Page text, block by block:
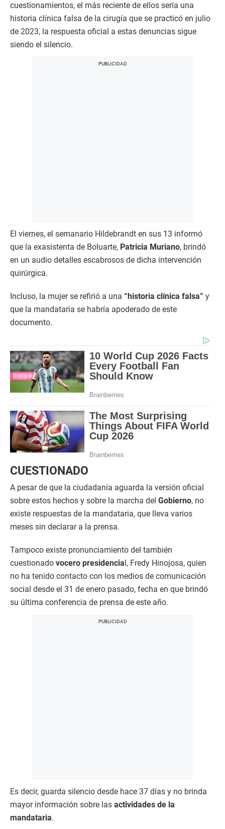
cuestionamientos, el más reciente de ellos sería una
historia clínica falsa de la cirugía que se practicó en julio
de 2023, la respuesta oficial a estas denuncias sigue
siendo el silencio.
El viernes, el semanario Hildebrandt en sus 13 informó
que la exasistenta de Boluarte, Patricia Muriano, brindó
en un audio detalles escabrosos de dicha intervención
quirúrgica.
Incluso, la mujer se refirió a una “historia clínica falsa” y
que la mandataria se habría apoderado de este
documento.
CUESTIONADO
A pesar de que la ciudadanía aguarda la versión oficial
sobre estos hechos y sobre la marcha del Gobierno, no
existe respuestas de la mandataria, que lleva varios
meses sin declarar a la prensa.
Tampoco existe pronunciamiento del también
cuestionado vocero presidencia l, Fredy Hinojosa, quien
no ha tenido contacto con los medios de comunicación
social desde el 31 de enero pasado, fecha en que brindó
su última conferencia de prensa de este año.
Es decir, guarda silencio desde hace 37 días y no brinda
mayor información sobre las actividades de la
mandataria.